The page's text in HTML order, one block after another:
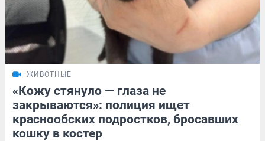
ЖИВОТНЫЕ
«Кожу стянуло — глаза не
закрываются»: полиция ищет
краснообских подростков, бросавших
кошку в костер